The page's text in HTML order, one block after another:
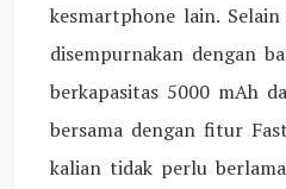
kesmartphone lain.
disempurnakan dengan
berkapasitas 5000 mAh
bersama dengan fitur
kalian tidak perlu